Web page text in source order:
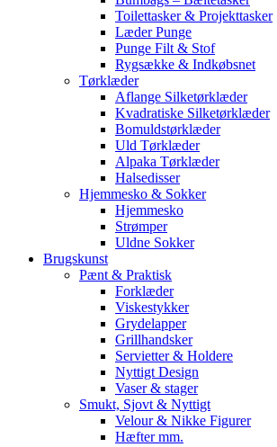
Toilettasker & Projekttasker
Læder Punge
Punge Filt & Stof
Rygsække & Indkøbsnet
Tørklæder
Aflange Silketørklæder
Kvadratiske Silketørklæder
Bomuldstørklæder
Uld Tørklæder
Alpaka Tørklæder
Halsedisser
Hjemmesko & Sokker
Hjemmesko
Strømper
Uldne Sokker
Brugskunst
Pænt & Praktisk
Forklæder
Viskestykker
Grydelapper
Grillhandsker
Servietter & Holdere
Nyttigt Design
Vaser & stager
Smukt, Sjovt & Nyttigt
Velour & Nikke Figurer
Hæfter mm.